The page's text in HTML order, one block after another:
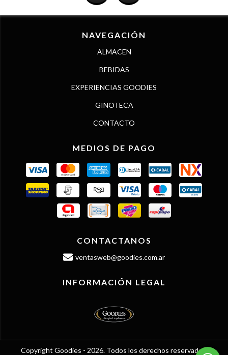
NAVEGACIÓN
ALMACEN
BEBIDAS
EXPERIENCIAS GOODIES
GINOTECA
CONTACTO
MEDIOS DE PAGO
CONTACTANOS
ventasweb@goodies.com.ar
INFORMACIÓN LEGAL
Copyright Goodies - 2026. Todos los derechos reservados.